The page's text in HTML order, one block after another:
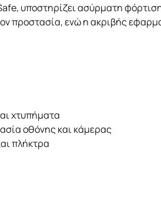
υποστηρίζει ασύρματη
προστασία, ενώ η ακριβής
χτυπήματα
οθόνης και κάμερας
πλήκτρα